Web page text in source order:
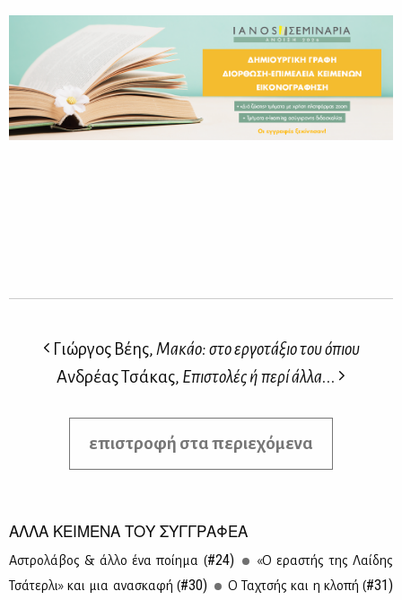
Γιώργος Βέης,Μακάο: στο εργοτάξιο του όπιου
Ανδρέας Τσάκας, Επιστολές ή περί άλλα...
επιστροφή στα περιεχόμενα
ΑΛΛΑ ΚΕΙΜΕΝΑ ΤΟΥ ΣΥΓΓΡΑΦΕΑ
Αστρο­λά­βος & άλ­λο ένα ποί­η­μα (#24)
«Ο ερα­στής της Λαί­δης
Τσά­τερ­λι» και μια ανα­σκα­φή (#30) Ο Τα­χτσής και η κλο­πή (#31)